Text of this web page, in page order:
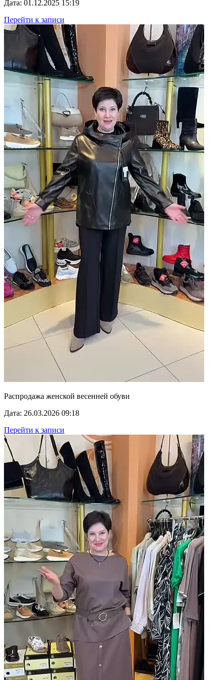
Дата: 01.12.2025 15:19
Перейти к записи
Распродажа женской весенней обуви
Дата: 26.03.2026 09:18
Перейти к записи